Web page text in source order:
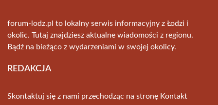
forum-lodz.pl to lokalny serwis informacyjny z Łodzi i
okolic. Tutaj znajdziesz aktualne wiadomości z regionu.
Bądź na bieżąco z wydarzeniami w swojej okolicy.
REDAKCJA
Skontaktuj się z nami przechodząc na stronę Kontakt